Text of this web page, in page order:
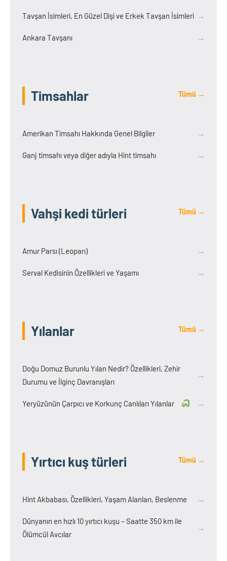
Tavşan İsimleri, En Güzel Dişi ve Erkek Tavşan İsimleri →
Ankara Tavşanı →
Timsahlar Tümü →
Amerikan Timsahı Hakkında Genel Bilgiler →
Ganj timsahı veya diğer adıyla Hint timsahı →
Vahşi kedi türleri Tümü →
Amur Parsı (Leoparı) →
Serval Kedisinin Özellikleri ve Yaşamı →
Yılanlar Tümü →
Doğu Domuz Burunlu Yılan Nedir? Özellikleri, Zehir
Durumu ve İlginç Davranışları
→
Yeryüzünün Çarpıcı ve Korkunç Canlıları Yılanlar →
Yırtıcı kuş türleri Tümü →
Hint Akbabası, Özellikleri, Yaşam Alanları, Beslenme →
Dünyanın en hızlı 10 yırtıcı kuşu – Saatte 350 km ile
Ölümcül Avcılar
→